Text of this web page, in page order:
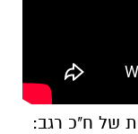
של ח"כ רגב: